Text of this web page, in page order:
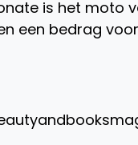
is het moto
een bedrag